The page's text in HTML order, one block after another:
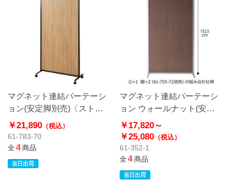
マグネット連結パーテーシ
ョン(安定脚別売)〔ストエ
キオリジナル〕
￥21,890 （税込）
61-783-70
全4商品
マグネット連結パーテーシ
ョン ウォールナット(安定
脚別売)
￥17,820～
￥25,080（税込）
61-352-1
全4商品